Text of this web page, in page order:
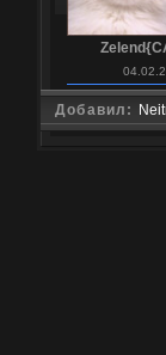
Добавил: